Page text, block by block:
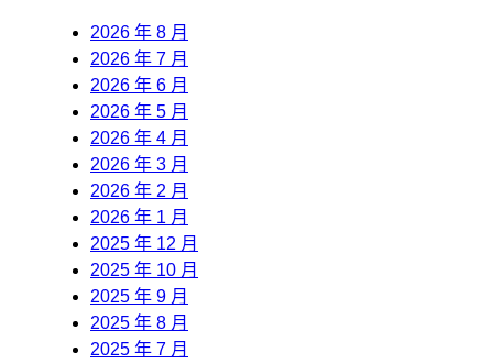
2026 年 8 月
2026 年 7 月
2026 年 6 月
2026 年 5 月
2026 年 4 月
2026 年 3 月
2026 年 2 月
2026 年 1 月
2025 年 12 月
2025 年 10 月
2025 年 9 月
2025 年 8 月
2025 年 7 月